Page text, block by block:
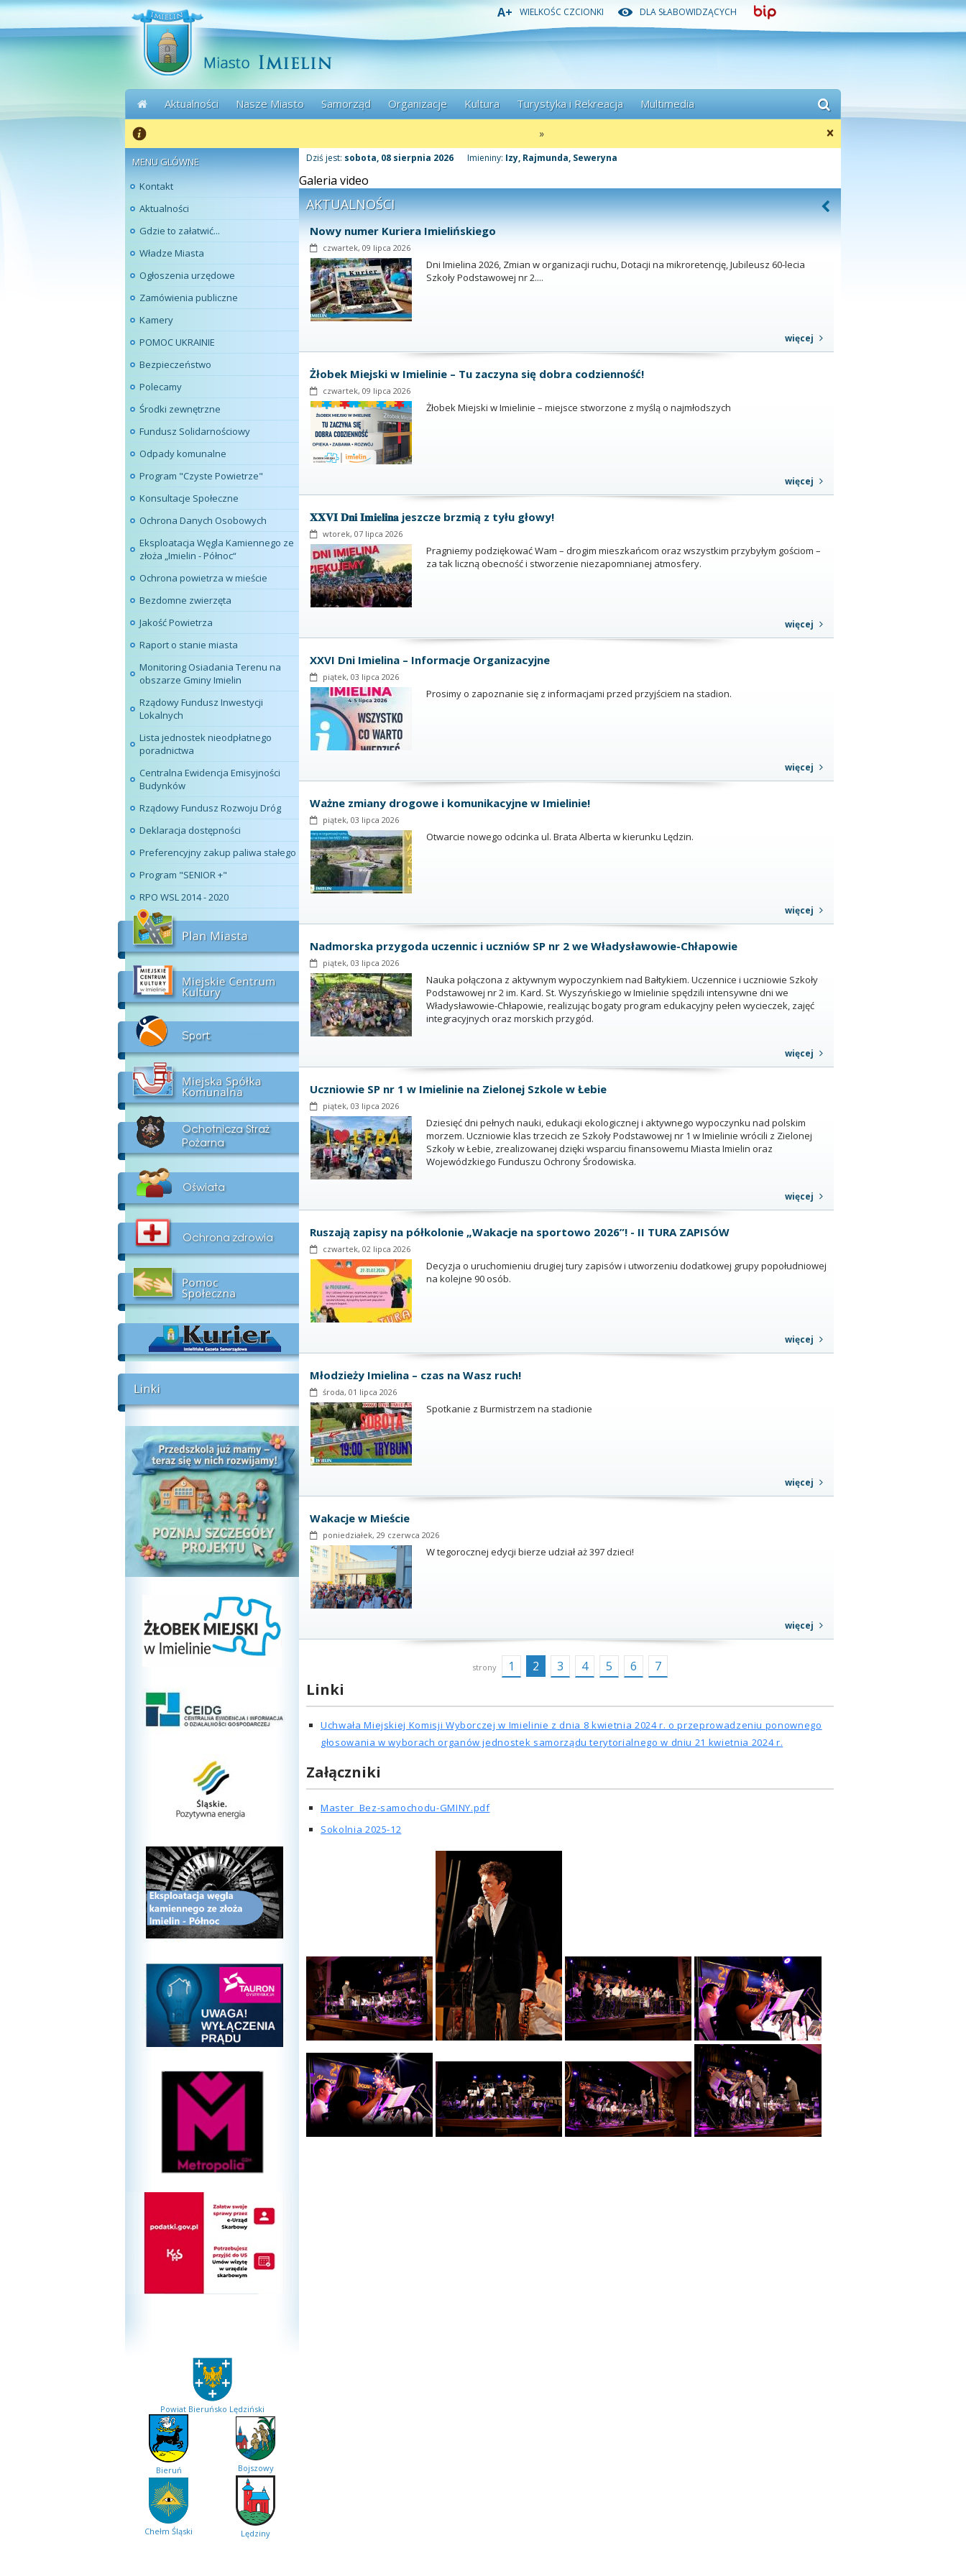
Przejdź
głównej
Przejdź
menu
Przejdź
stopki
A+ WIELKOŚC CZCIONKI DLA SŁABOWIDZĄCYCH
Aktualności Nasze Miasto Samorząd Organizacje Kultura Turystyka i Rekreacja Multimedia
MENU GLÓWNE
Kontakt
Aktualności
Gdzie to załatwić...
Władze Miasta
Ogłoszenia urzędowe
Zamówienia publiczne
Kamery
POMOC UKRAINIE
Bezpieczeństwo
Polecamy
Środki zewnętrzne
Fundusz Solidarnościowy
Odpady komunalne
Program "Czyste Powietrze"
Konsultacje Społeczne
Ochrona Danych Osobowych
Eksploatacja Węgla Kamiennego ze
złoża „Imielin - Północ“
Ochrona powietrza w mieście
Bezdomne zwierzęta
Jakość Powietrza
Raport o stanie miasta
Monitoring Osiadania Terenu na
obszarze Gminy Imielin
Rządowy Fundusz Inwestycji
Lokalnych
Lista jednostek nieodpłatnego
poradnictwa
Centralna Ewidencja Emisyjności
Budynków
Rządowy Fundusz Rozwoju Dróg
Deklaracja dostępności
Preferencyjny zakup paliwa stałego
Program "SENIOR +"
RPO WSL 2014 - 2020
Powiat Bieruńsko Lędziński
Bieruń Bojszowy
Chełm Śląski Lędziny
Dziś jest: sobota, 08 sierpnia 2026 Imieniny: Izy, Rajmunda, Seweryna
Galeria video
AKTUALNOŚCI
Nowy numer Kuriera Imielińskiego
czwartek, 09 lipca 2026
Dni Imielina 2026, Zmian w organizacji ruchu, Dotacji na mikroretencję, Jubileusz 60-lecia
Szkoły Podstawowej nr 2....
więcej
Żłobek Miejski w Imielinie – Tu zaczyna się dobra codzienność!
czwartek, 09 lipca 2026
Żłobek Miejski w Imielinie – miejsce stworzone z myślą o najmłodszych
więcej
𝐗𝐗𝐕𝐈 𝐃𝐧𝐢 𝐈𝐦𝐢𝐞𝐥𝐢𝐧𝐚 jeszcze brzmią z tyłu głowy!
wtorek, 07 lipca 2026
Pragniemy podziękować Wam – drogim mieszkańcom oraz wszystkim przybyłym gościom –
za tak liczną obecność i stworzenie niezapomnianej atmosfery.
więcej
XXVI Dni Imielina – Informacje Organizacyjne
piątek, 03 lipca 2026
Prosimy o zapoznanie się z informacjami przed przyjściem na stadion.
więcej
Ważne zmiany drogowe i komunikacyjne w Imielinie!
piątek, 03 lipca 2026
Otwarcie nowego odcinka ul. Brata Alberta w kierunku Lędzin.
więcej
Nadmorska przygoda uczennic i uczniów SP nr 2 we Władysławowie-Chłapowie
piątek, 03 lipca 2026
Nauka połączona z aktywnym wypoczynkiem nad Bałtykiem. Uczennice i uczniowie Szkoły
Podstawowej nr 2 im. Kard. St. Wyszyńskiego w Imielinie spędzili intensywne dni we
Władysławowie-Chłapowie, realizując bogaty program edukacyjny pełen wycieczek, zajęć
integracyjnych oraz morskich przygód.
więcej
Uczniowie SP nr 1 w Imielinie na Zielonej Szkole w Łebie
piątek, 03 lipca 2026
Dziesięć dni pełnych nauki, edukacji ekologicznej i aktywnego wypoczynku nad polskim
morzem. Uczniowie klas trzecich ze Szkoły Podstawowej nr 1 w Imielinie wrócili z Zielonej
Szkoły w Łebie, zrealizowanej dzięki wsparciu finansowemu Miasta Imielin oraz
Wojewódzkiego Funduszu Ochrony Środowiska.
więcej
Ruszają zapisy na półkolonie „Wakacje na sportowo 2026”! - II TURA ZAPISÓW
czwartek, 02 lipca 2026
Decyzja o uruchomieniu drugiej tury zapisów i utworzeniu dodatkowej grupy popołudniowej
na kolejne 90 osób.
więcej
Młodzieży Imielina – czas na Wasz ruch!
środa, 01 lipca 2026
Spotkanie z Burmistrzem na stadionie
więcej
Wakacje w Mieście
poniedziałek, 29 czerwca 2026
W tegorocznej edycji bierze udział aż 397 dzieci!
więcej
strony 1 2 3 4 5 6 7
Linki
Uchwała Miejskiej Komisji Wyborczej w Imielinie z dnia 8 kwietnia 2024 r. o przeprowadzeniu ponownego
głosowania w wyborach organów jednostek samorządu terytorialnego w dniu 21 kwietnia 2024 r.
Załączniki
Master_Bez-samochodu-GMINY.pdf
Sokolnia 2025-12